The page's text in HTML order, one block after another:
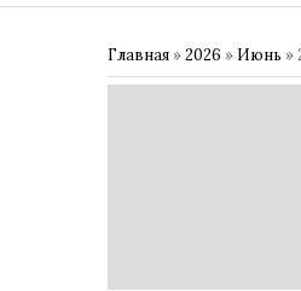
Главная »2026 » Июнь »